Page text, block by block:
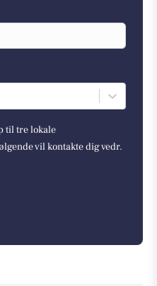
til tre lokale
vil kontakte dig vedr.